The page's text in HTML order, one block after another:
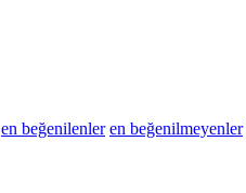
en beğenilenler en beğenilmeyenler